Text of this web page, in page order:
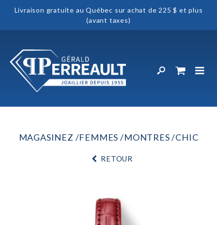
Livraison gratuite au Québec sur achat de 225 $ et plus
(avant taxes)
MAGASINEZ FEMMES MONTRES CHIC
RETOUR